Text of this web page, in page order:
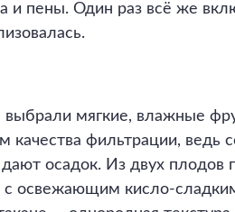
и пены. Один раз всё же
выбрали мягкие, влажные
качества фильтрации, ведь
осадок. Из двух плодов
с освежающим кисло-